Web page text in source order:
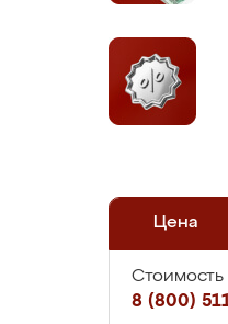
Цена
Стоимость
8 (800)